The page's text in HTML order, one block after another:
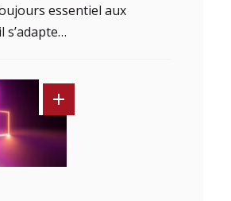
essentiel aux
s’adapte…